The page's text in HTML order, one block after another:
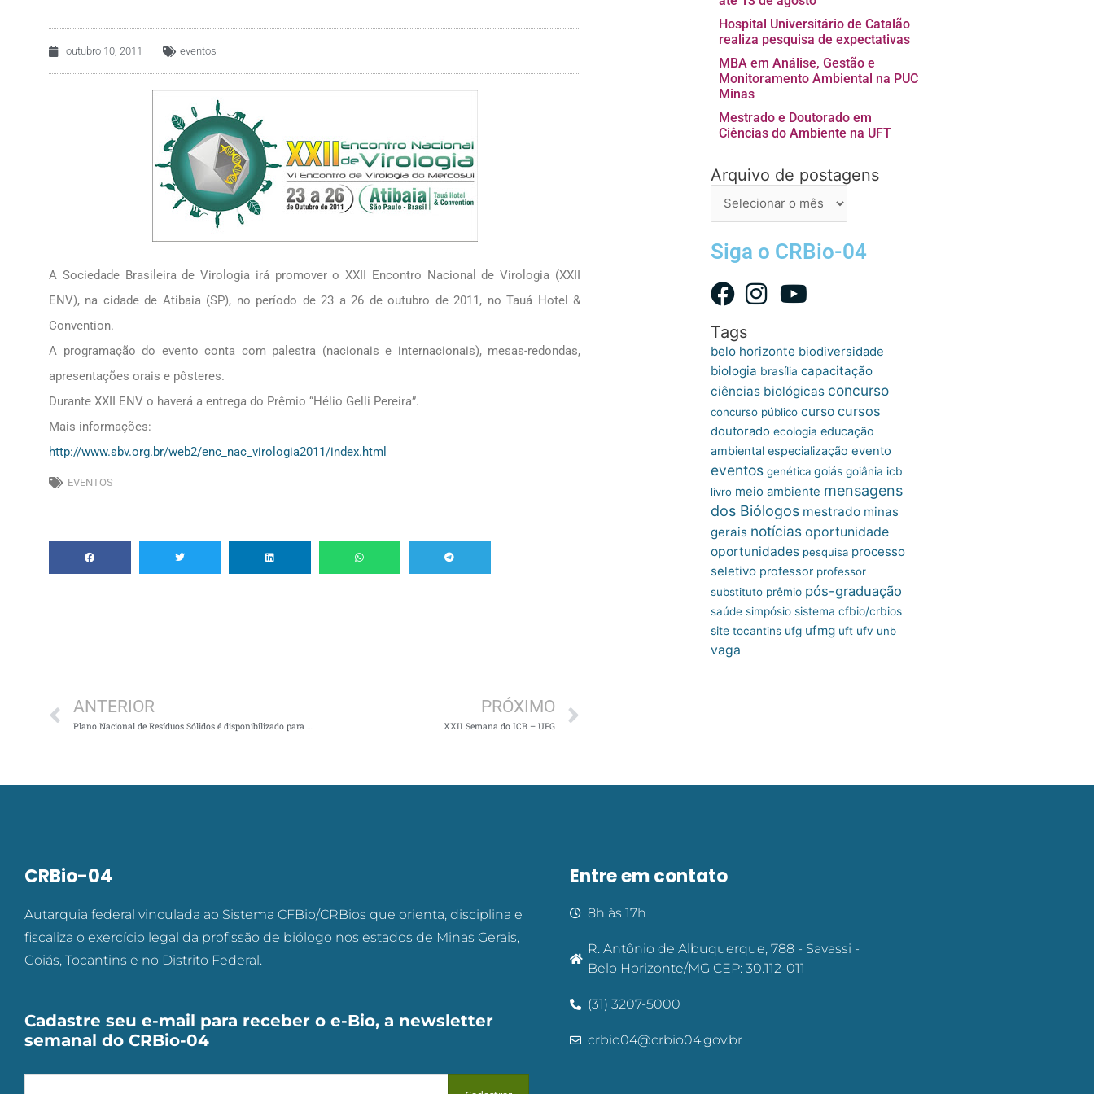
outubro 10, 2011 eventos
A Sociedade Brasileira de Virologia irá promover o XXII Encontro Nacional de Virologia (XXII
ENV), na cidade de Atibaia (SP), no período de 23 a 26 de outubro de 2011, no Tauá Hotel &
Convention.
A programação do evento conta com palestra (nacionais e internacionais), mesas-redondas,
apresentações orais e pôsteres.
Durante XXII ENV o haverá a entrega do Prêmio “Hélio Gelli Pereira”.
Mais informações:
http://www.sbv.org.br/web2/enc_nac_virologia2011/index.html
EVENTOS
ANTERIOR
Plano Nacional de Resíduos Sólidos é disponibilizado para Consulta Pública
PRÓXIMO
XXII Semana do ICB – UFG
Hospital Universitário de Catalão
realiza pesquisa de expectativas
MBA em Análise, Gestão e
Monitoramento Ambiental na PUC
Minas
Mestrado e Doutorado em
Ciências do Ambiente na UFT
Arquivo de postagens
Arquivo
postagens
Siga o CRBio-04
Tags
belo horizonte biodiversidade
biologia brasília capacitação
ciências biológicas concurso
concurso público curso cursos
doutorado ecologia educação
ambiental especialização evento
eventos genética goiás goiânia icb
livro meio ambiente mensagens
dos Biólogos mestrado minas
gerais notícias oportunidade
oportunidades pesquisa processo
seletivo professor professor
substituto prêmio pós-graduação
saúde simpósio sistema cfbio/crbios
site tocantins ufg ufmg uft ufv unb
vaga
CRBio-04
Autarquia federal vinculada ao Sistema CFBio/CRBios que orienta, disciplina e
fiscaliza o exercício legal da profissão de biólogo nos estados de Minas Gerais,
Goiás, Tocantins e no Distrito Federal.
Cadastre seu e-mail para receber o e-Bio, a newsletter
semanal do CRBio-04
Entre em contato
8h às 17h
R. Antônio de Albuquerque, 788 - Savassi -
Belo Horizonte/MG CEP: 30.112-011
(31) 3207-5000
crbio04@crbio04.gov.br